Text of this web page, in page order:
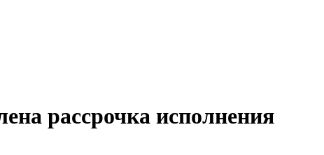
рассрочка исполнения